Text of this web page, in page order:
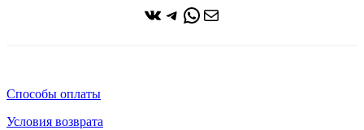
ВКонтакте
Telegram
WhatsApp
Почта
Способы оплаты
Условия возврата